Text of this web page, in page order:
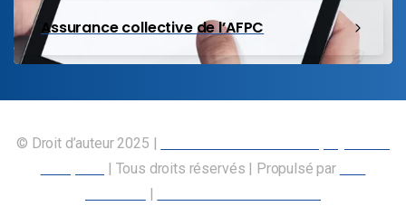
Assurance collective de l’AFPC
© Droit d’auteur 2025 |
| Tous droits réservés | Propulsé par